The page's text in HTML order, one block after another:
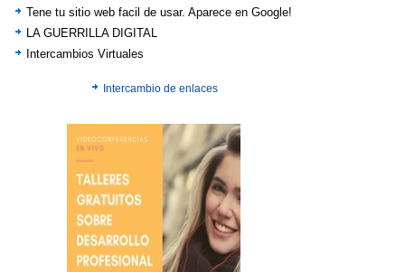
Tene tu sitio web facil de usar. Aparece en Google!
LA GUERRILLA DIGITAL
Intercambios Virtuales
Intercambio de enlaces